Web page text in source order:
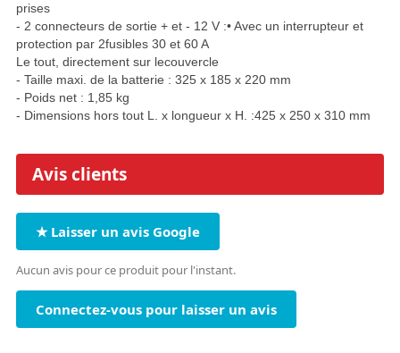
prises
- 2 connecteurs de sortie + et - 12 V :• Avec un interrupteur et
protection par 2fusibles 30 et 60 A
Le tout, directement sur lecouvercle
- Taille maxi. de la batterie : 325 x 185 x 220 mm
- Poids net : 1,85 kg
- Dimensions hors tout L. x longueur x H. :425 x 250 x 310 mm
Avis clients
★ Laisser un avis Google
Aucun avis pour ce produit pour l'instant.
Connectez-vous pour laisser un avis